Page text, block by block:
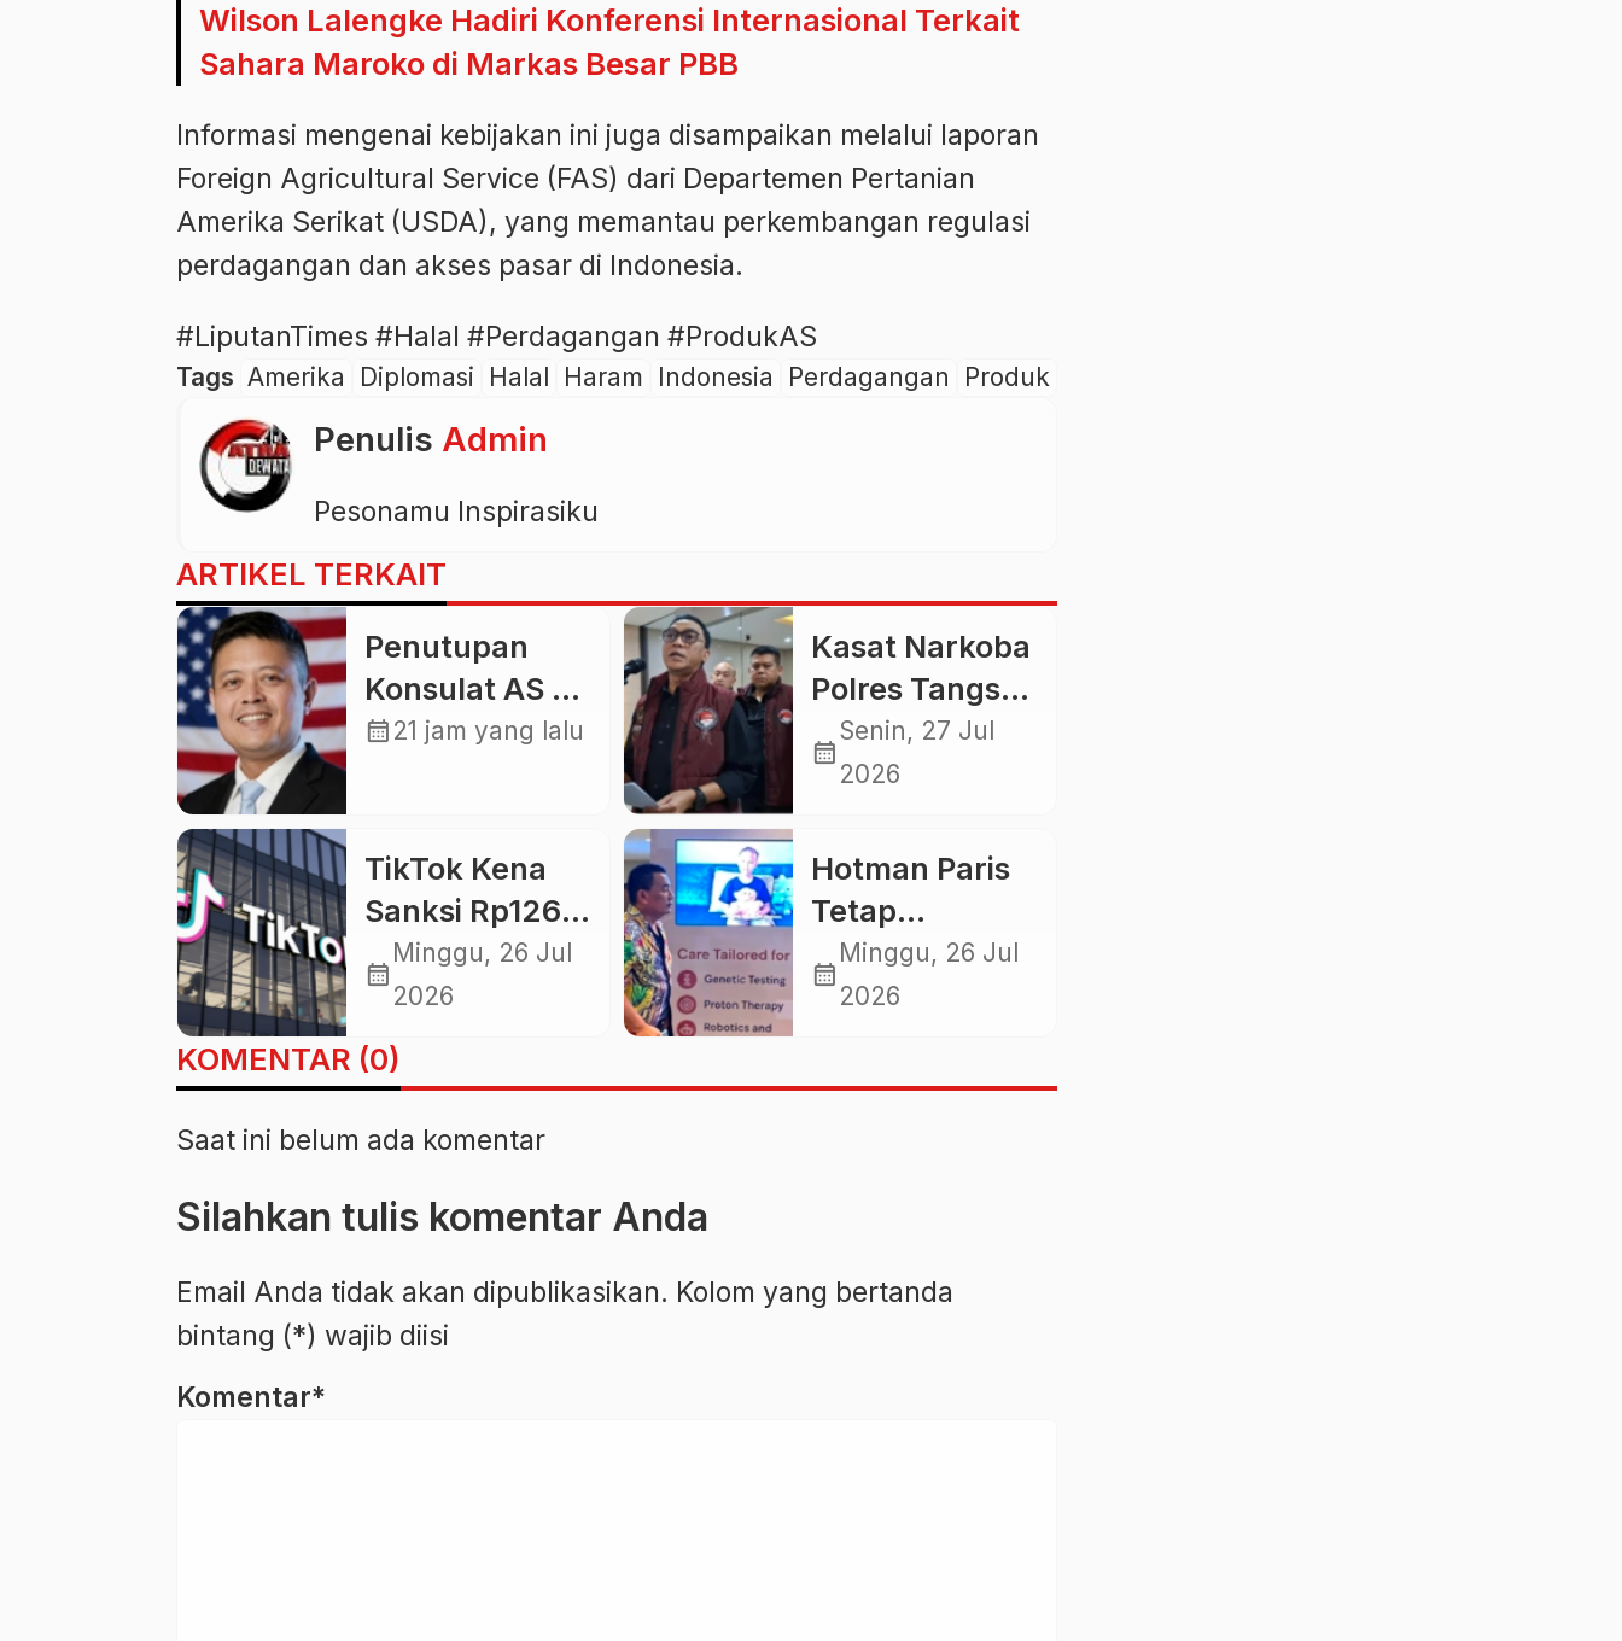
Wilson Lalengke Hadiri Konferensi Internasional Terkait
Sahara Maroko di Markas Besar PBB
Informasi mengenai kebijakan ini juga disampaikan melalui laporan
Foreign Agricultural Service (FAS) dari Departemen Pertanian
Amerika Serikat (USDA), yang memantau perkembangan regulasi
perdagangan dan akses pasar di Indonesia.
#LiputanTimes #Halal #Perdagangan #ProdukAS
Tags Amerika Diplomasi Halal Haram Indonesia Perdagangan Produk
Penulis Admin
Pesonamu Inspirasiku
ARTIKEL TERKAIT
Penutupan
Konsulat AS di
Medan Jadi
Geopolitik
Baru bagi
Indonesia
calendar_month 21 jam yang lalu
Kasat Narkoba
Polres Tangsel
Ditangkap
Bareskrim,
Terlibat
Jaringan
Narkoba
calendar_month
Senin, 27 Jul
2026
TikTok Kena
Sanksi Rp126,5
Miliar, Otoritas
Korea Bongkar
Pelanggaran
Data Pribadi
calendar_month
Minggu, 26 Jul
2026
Hotman Paris
Tetap
Berkelas,
Fashionable
Pemulihan
calendar_month
Minggu, 26 Jul
2026
KOMENTAR (0)
Saat ini belum ada komentar
Silahkan tulis komentar Anda
Email Anda tidak akan dipublikasikan. Kolom yang bertanda
bintang (*) wajib diisi
Komentar*